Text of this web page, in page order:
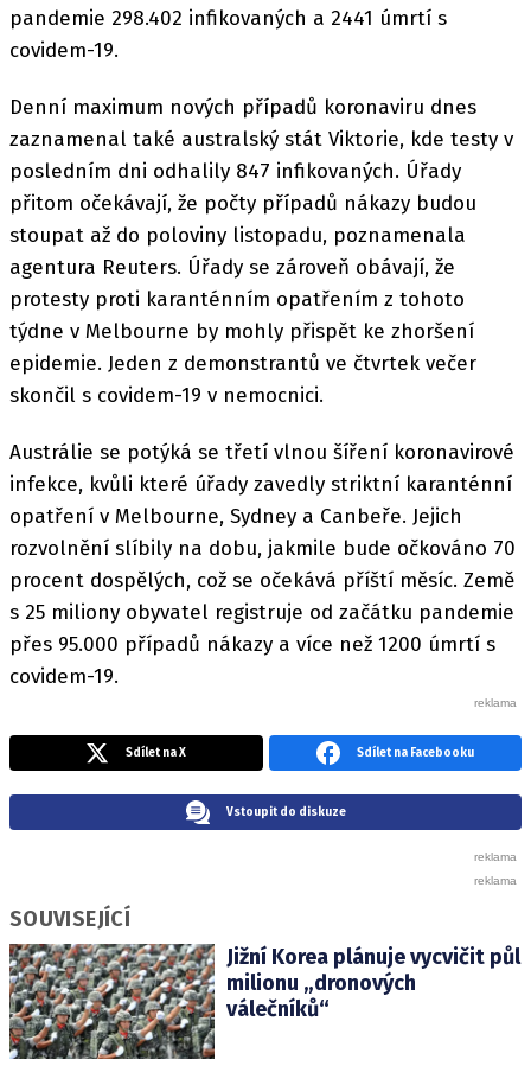
pandemie 298.402 infikovaných a 2441 úmrtí s
covidem-19.
Denní maximum nových případů koronaviru dnes
zaznamenal také australský stát Viktorie, kde testy v
posledním dni odhalily 847 infikovaných. Úřady
přitom očekávají, že počty případů nákazy budou
stoupat až do poloviny listopadu, poznamenala
agentura Reuters. Úřady se zároveň obávají, že
protesty proti karanténním opatřením z tohoto
týdne v Melbourne by mohly přispět ke zhoršení
epidemie. Jeden z demonstrantů ve čtvrtek večer
skončil s covidem-19 v nemocnici.
Austrálie se potýká se třetí vlnou šíření koronavirové
infekce, kvůli které úřady zavedly striktní karanténní
opatření v Melbourne, Sydney a Canbeře. Jejich
rozvolnění slíbily na dobu, jakmile bude očkováno 70
procent dospělých, což se očekává příští měsíc. Země
s 25 miliony obyvatel registruje od začátku pandemie
přes 95.000 případů nákazy a více než 1200 úmrtí s
covidem-19.
Sdílet na X Sdílet na Facebooku
Vstoupit do diskuze
SOUVISEJÍCÍ
Jižní Korea plánuje vycvičit půl
milionu „dronových
válečníků“